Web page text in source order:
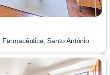
Farmacêutica, Santo António